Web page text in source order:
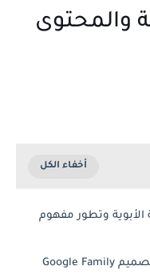
والمحتوى
الأبوية وتطور مفهوم
الركائز الأساسية التي بني عليها تصميم Google Family